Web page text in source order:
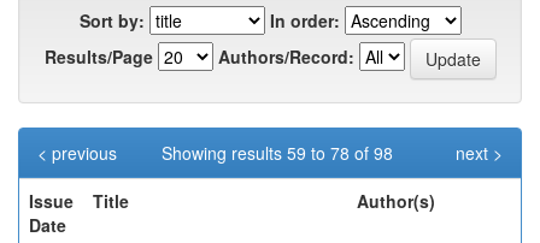
Sort by:
In order:
Results/Page
Authors/Record:
Showing results 59 to 78 of 98
< previous
next >
Issue
Date
Title Author(s)